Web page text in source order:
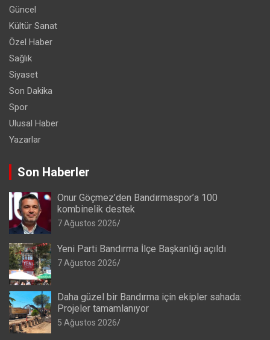
Güncel
Kültür Sanat
Özel Haber
Sağlık
Siyaset
Son Dakika
Spor
Ulusal Haber
Yazarlar
Son Haberler
Onur Göçmez’den Bandırmaspor’a 100
kombinelik destek
7 Ağustos 2026
Yeni Parti Bandırma İlçe Başkanlığı açıldı
7 Ağustos 2026
Daha güzel bir Bandırma için ekipler sahada:
Projeler tamamlanıyor
5 Ağustos 2026